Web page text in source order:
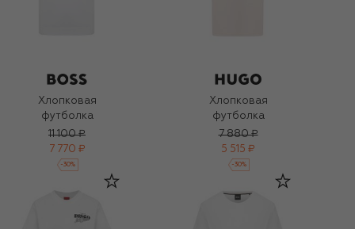
Хлопковая
футболка
11 100 ₽
7 770 ₽
-30%
Хлопковая
футболка
7 880 ₽
5 515 ₽
-30%